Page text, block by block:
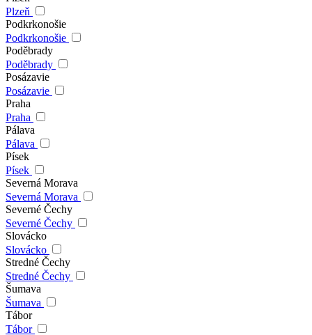
Plzeň
Podkrkonošie
Podkrkonošie
Poděbrady
Poděbrady
Posázavie
Posázavie
Praha
Praha
Pálava
Pálava
Písek
Písek
Severná Morava
Severná Morava
Severné Čechy
Severné Čechy
Slovácko
Slovácko
Stredné Čechy
Stredné Čechy
Šumava
Šumava
Tábor
Tábor